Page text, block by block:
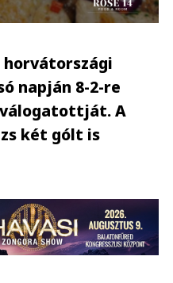
napján 8-2-re
válogatottját. A
két gólt is